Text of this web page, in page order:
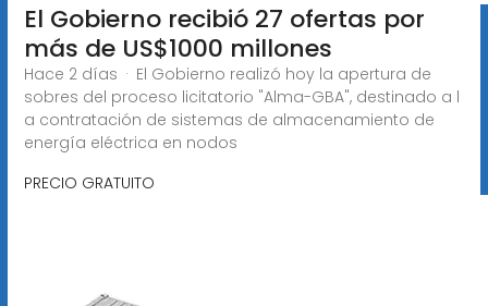
El Gobierno recibió 27 ofertas por
más de US$1000 millones
Hace 2 días · El Gobierno realizó hoy la apertura de
sobres del proceso licitatorio "Alma-GBA", destinado a l
a contratación de sistemas de almacenamiento de
energía eléctrica en nodos
PRECIO GRATUITO